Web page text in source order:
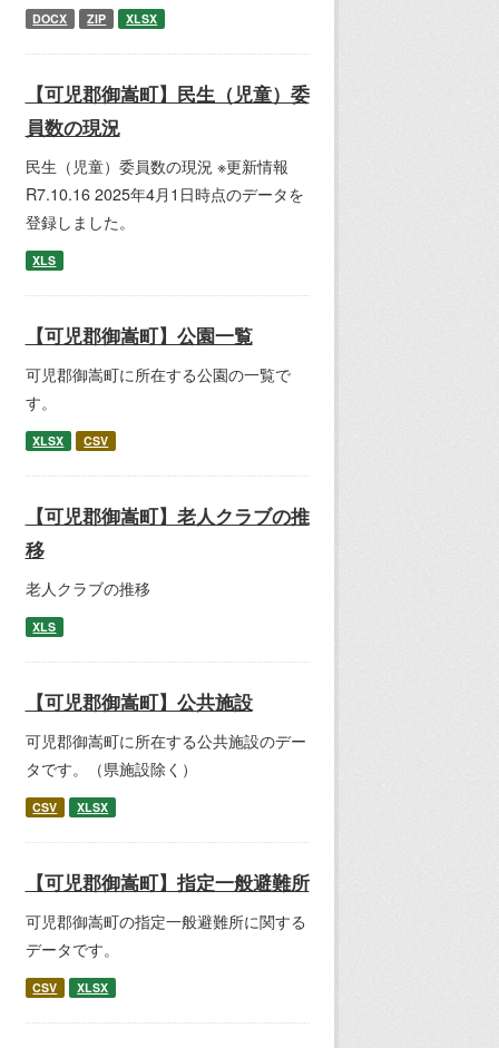
DOCX ZIP XLSX
【可児郡御嵩町】民生（児童）委
員数の現況
民生（児童）委員数の現況 ※更新情報
R7.10.16 2025年4月1日時点のデータを
登録しました。
XLS
【可児郡御嵩町】公園一覧
可児郡御嵩町に所在する公園の一覧で
す。
XLSX CSV
【可児郡御嵩町】老人クラブの推
移
老人クラブの推移
XLS
【可児郡御嵩町】公共施設
可児郡御嵩町に所在する公共施設のデー
タです。（県施設除く）
CSV XLSX
【可児郡御嵩町】指定一般避難所
可児郡御嵩町の指定一般避難所に関する
データです。
CSV XLSX